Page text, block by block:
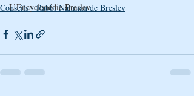
L’Encyclopédie Breslev
Conseils - Rabbi Nahman de Breslev